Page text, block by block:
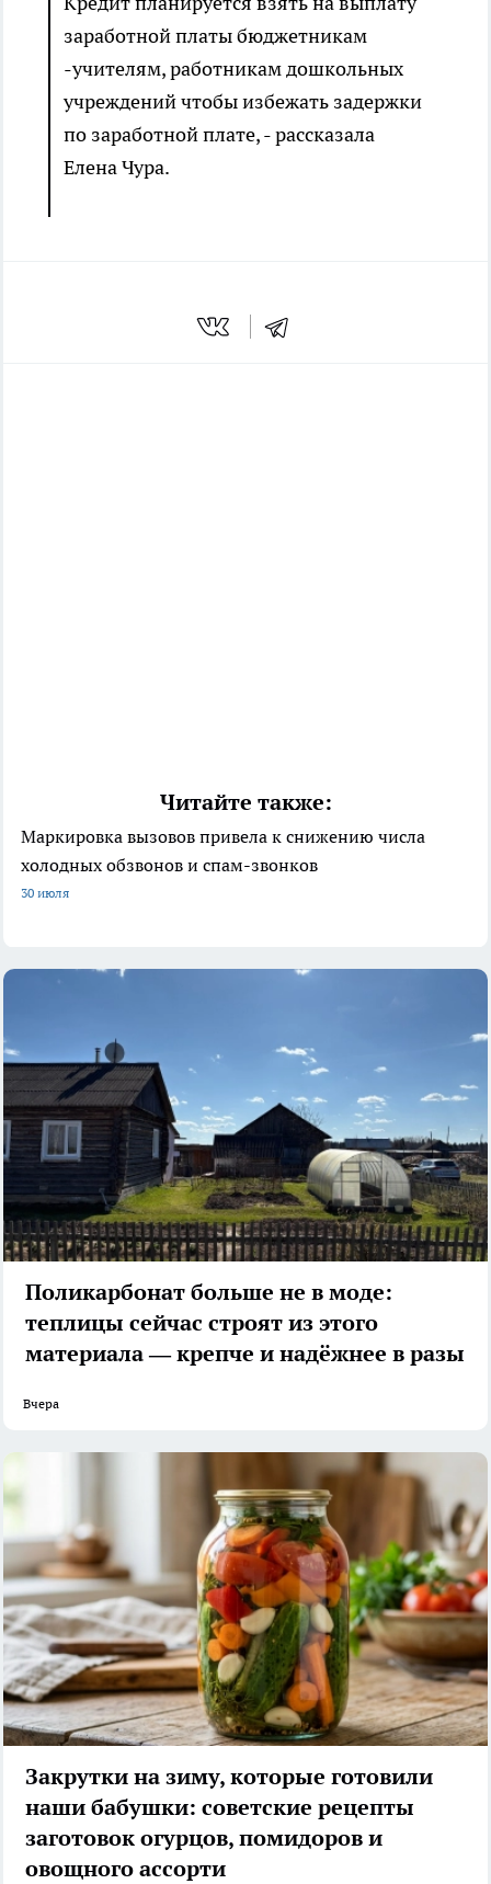
заработной платы бюджетникам
-учителям, работникам дошкольных
учреждений чтобы избежать задержки
по заработной плате, - рассказала
Елена Чура.
Читайте также:
Маркировка вызовов привела к снижению числа
холодных обзвонов и спам-звонков
30 июля
Поликарбонат больше не в моде:
теплицы сейчас строят из этого
материала — крепче и надёжнее в разы
Вчера
Закрутки на зиму, которые готовили
наши бабушки: советские рецепты
заготовок огурцов, помидоров и
овощного ассорти